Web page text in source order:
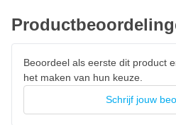
Beoordeel als eerste dit product
het maken van hun keuze.
Schrijf jouw